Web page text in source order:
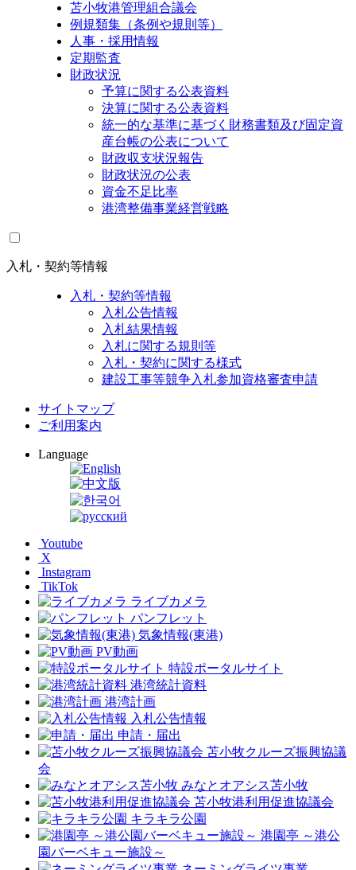
苫小牧港管理組合議会
例規類集（条例や規則等）
人事・採用情報
定期監査
財政状況
予算に関する公表資料
決算に関する公表資料
統一的な基準に基づく財務書類及び固定資
産台帳の公表について
財政収支状況報告
財政状況の公表
資金不足比率
港湾整備事業経営戦略
入札・契約等情報
入札・契約等情報
入札公告情報
入札結果情報
入札に関する規則等
入札・契約に関する様式
建設工事等競争入札参加資格審査申請
サイトマップ
ご利用案内
Language
Youtube
X
Instagram
TikTok
ライブカメラ
パンフレット
気象情報(東港)
PV動画
特設ポータルサイト
港湾統計資料
港湾計画
入札公告情報
申請・届出
苫小牧クルーズ振興協議
会
みなとオアシス苫小牧
苫小牧港利用促進協議会
キラキラ公園
港園亭 ～港公
園バーベキュー施設～